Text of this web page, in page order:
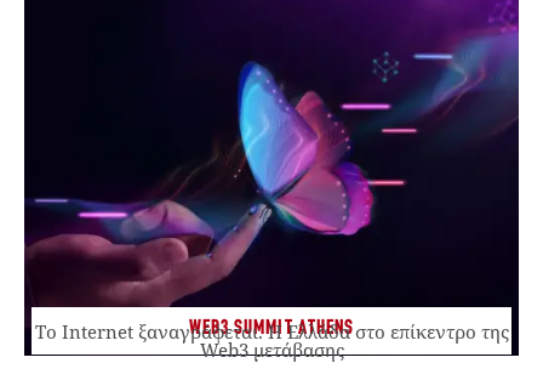
WEB3 SUMMIT ATHENS
Το Internet ξαναγράφεται. Η Ελλάδα στο επίκεντρο της
Web3 μετάβασης